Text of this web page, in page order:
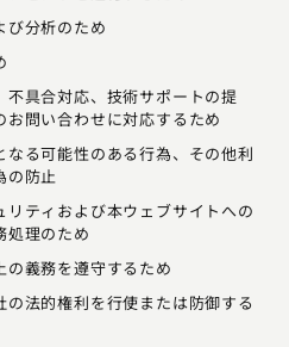
び分析のため
具合対応、技術サポートの提
問い合わせに対応するため
る可能性のある行為、その他利
の防止
ティおよび本ウェブサイトへの
処理のため
の義務を遵守するため
法的権利を行使または防御する